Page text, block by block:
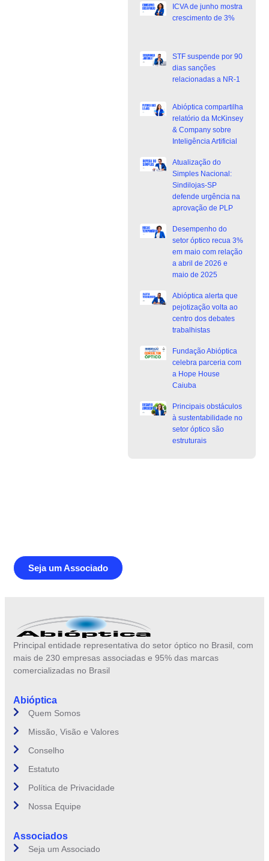
ICVA de junho mostra
crescimento de 3%
STF suspende por 90
dias sanções
relacionadas a NR-1
Abióptica compartilha
relatório da McKinsey
& Company sobre
Inteligência Artificial
Atualização do
Simples Nacional:
Sindilojas-SP
defende urgência na
aprovação de PLP
Desempenho do
setor óptico recua 3%
em maio com relação
a abril de 2026 e
maio de 2025
Abióptica alerta que
pejotização volta ao
centro dos debates
trabalhistas
Fundação Abióptica
celebra parceria com
a Hope House
Caiuba
Principais obstáculos
à sustentabilidade no
setor óptico são
estruturais
Seja um Associado
Principal entidade representativa do setor óptico no Brasil, com
mais de 230 empresas associadas e 95% das marcas
comercializadas no Brasil
Abióptica
Quem Somos
Missão, Visão e Valores
Conselho
Estatuto
Política de Privacidade
Nossa Equipe
Associados
Seja um Associado